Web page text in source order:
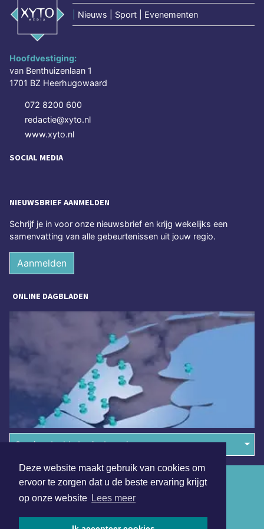
Deze website maakt gebruik van cookies om
ervoor te zorgen dat u de beste ervaring krijgt
op onze website Lees meer
Nieuws | Sport | Evenementen
Hoofdvestiging:
van Benthuizenlaan 1
1701 BZ Heerhugowaard
072 8200 600
redactie@xyto.nl
www.xyto.nl
SOCIAL MEDIA
NIEUWSBRIEF AANMELDEN
Schrijf je in voor onze nieuwsbrief en krijg wekelijks een
samenvatting van alle gebeurtenissen uit jouw regio.
Aanmelden
ONLINE DAGBLADEN
Overige dagbladen in de regio
Algemene voorwaarden
Disclaimer